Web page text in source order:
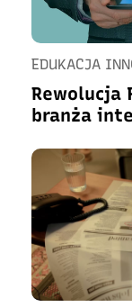
EDUKACJA
Rewolucja
branża